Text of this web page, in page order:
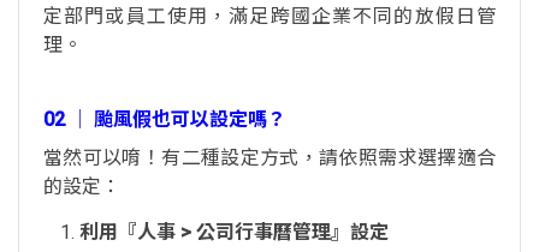
定部門或員工使用，滿足跨國企業不同的放假日管
理。
02 │ 颱風假也可以設定嗎？
當然可以唷！有二種設定方式，請依照需求選擇適合
的設定：
利用『人事 > 公司行事曆管理』設定